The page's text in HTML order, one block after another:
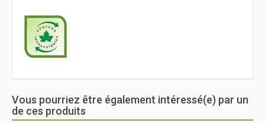
Vous pourriez être également intéressé(e) par un
de ces produits